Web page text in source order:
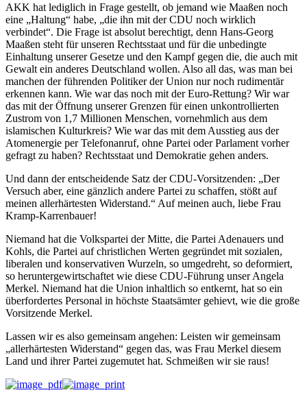
AKK hat lediglich in Frage gestellt, ob jemand wie Maaßen noch
eine „Haltung“ habe, „die ihn mit der CDU noch wirklich
verbindet“. Die Frage ist absolut berechtigt, denn Hans-Georg
Maaßen steht für unseren Rechtsstaat und für die unbedingte
Einhaltung unserer Gesetze und den Kampf gegen die, die auch mit
Gewalt ein anderes Deutschland wollen. Also all das, was man bei
manchen der führenden Politiker der Union nur noch rudimentär
erkennen kann. Wie war das noch mit der Euro-Rettung? Wir war
das mit der Öffnung unserer Grenzen für einen unkontrollierten
Zustrom von 1,7 Millionen Menschen, vornehmlich aus dem
islamischen Kulturkreis? Wie war das mit dem Ausstieg aus der
Atomenergie per Telefonanruf, ohne Partei oder Parlament vorher
gefragt zu haben? Rechtsstaat und Demokratie gehen anders.
Und dann der entscheidende Satz der CDU-Vorsitzenden: „Der
Versuch aber, eine gänzlich andere Partei zu schaffen, stößt auf
meinen allerhärtesten Widerstand.“ Auf meinen auch, liebe Frau
Kramp-Karrenbauer!
Niemand hat die Volkspartei der Mitte, die Partei Adenauers und
Kohls, die Partei auf christlichen Werten gegründet mit sozialen,
liberalen und konservativen Wurzeln, so umgedreht, so deformiert,
so heruntergewirtschaftet wie diese CDU-Führung unser Angela
Merkel. Niemand hat die Union inhaltlich so entkernt, hat so ein
überfordertes Personal in höchste Staatsämter gehievt, wie die große
Vorsitzende Merkel.
Lassen wir es also gemeinsam angehen: Leisten wir gemeinsam
„allerhärtesten Widerstand“ gegen das, was Frau Merkel diesem
Land und ihrer Partei zugemutet hat. Schmeißen wir sie raus!